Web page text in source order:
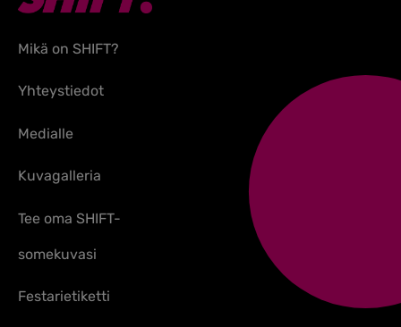
Mikä on SHIFT?
Yhteystiedot
Medialle
Kuvagalleria
Tee oma SHIFT-
somekuvasi
Festarietiketti